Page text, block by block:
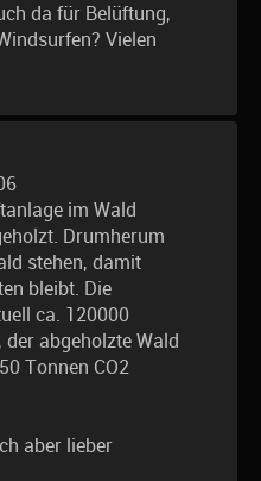
da für Belüftung,
Vielen
im Wald
Drumherum
stehen, damit
bleibt. Die
ca. 120000
abgeholzte Wald
Tonnen CO2
aber lieber